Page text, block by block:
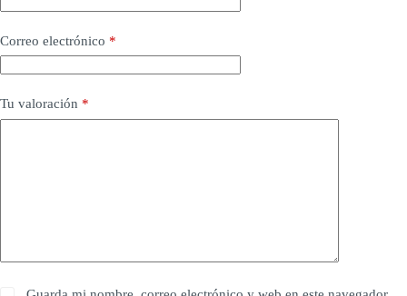
Correo electrónico *
Tu valoración *